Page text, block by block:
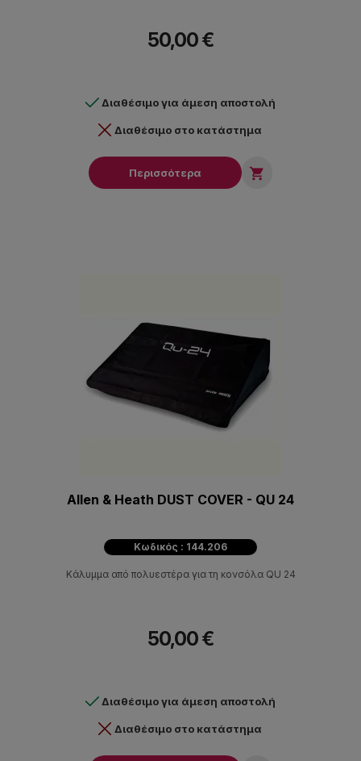
50,00 €
Διαθέσιμο για άμεση αποστολή
Διαθέσιμο στο κατάστημα
Περισσότερα 
Allen & Heath DUST COVER - QU 24
Κωδικός : 144.206
Κάλυμμα από πολυεστέρα για τη κονσόλα QU 24
50,00 €
Διαθέσιμο για άμεση αποστολή
Διαθέσιμο στο κατάστημα